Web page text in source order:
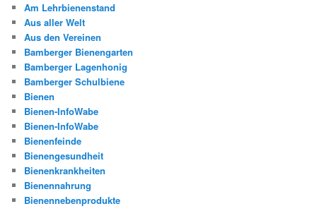
Am Lehrbienenstand
Aus aller Welt
Aus den Vereinen
Bamberger Bienengarten
Bamberger Lagenhonig
Bamberger Schulbiene
Bienen
Bienen-InfoWabe
Bienen-InfoWabe
Bienenfeinde
Bienengesundheit
Bienenkrankheiten
Bienennahrung
Bienennebenprodukte